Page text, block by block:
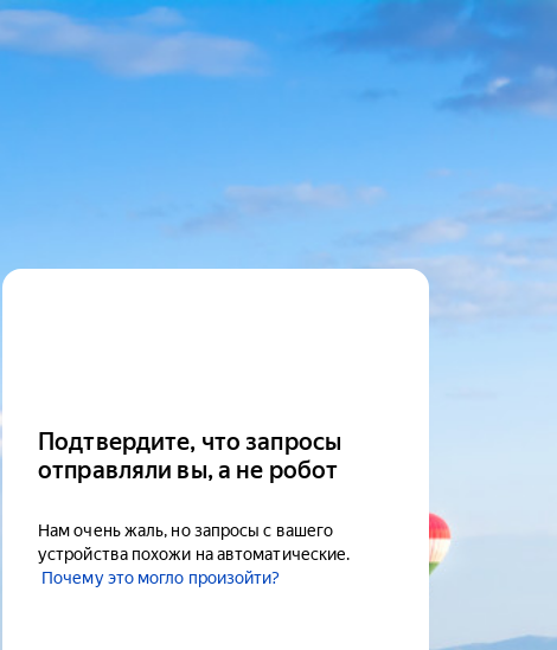
Подтвердите, что запросы
отправляли вы, а не робот
Нам очень жаль, но запросы с вашего
устройства похожи на автоматические.
Почему это могло произойти?